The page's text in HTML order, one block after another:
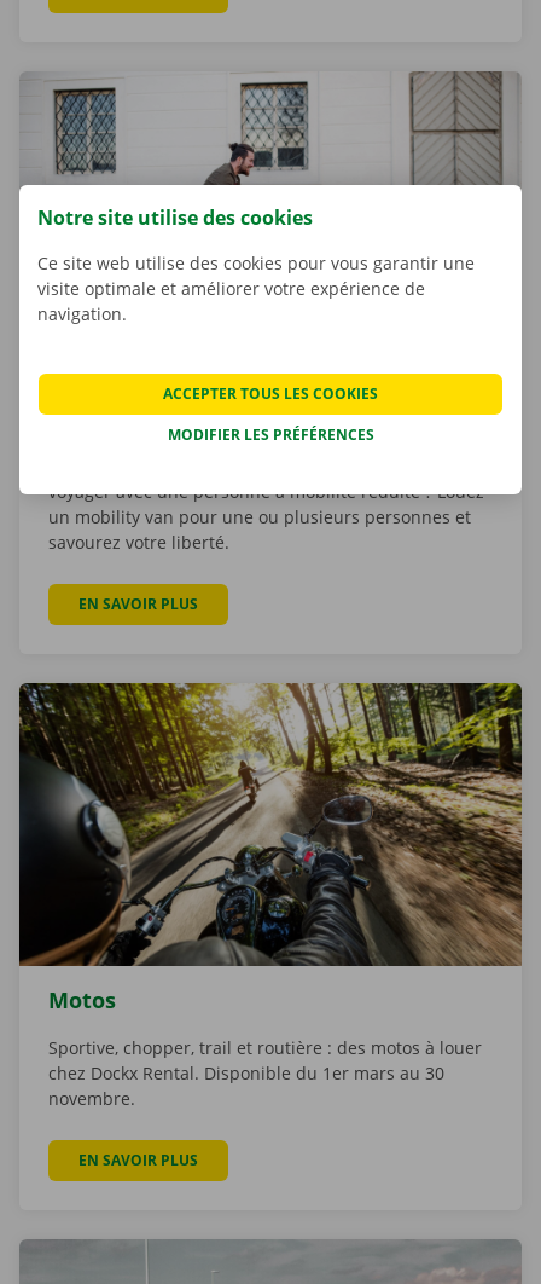
Mobility van (transport de personne à
mobilité réduite)
voyager avec une personne à mobilité réduite ? Louez
un mobility van pour une ou plusieurs personnes et
savourez votre liberté.
EN SAVOIR PLUS
Motos
Sportive, chopper, trail et routière : des motos à louer
chez Dockx Rental. Disponible du 1er mars au 30
novembre.
EN SAVOIR PLUS
Notre site utilise des cookies
Ce site web utilise des cookies pour vous garantir une
visite optimale et améliorer votre expérience de
navigation.
MODIFIER LES PRÉFÉRENCES
ACCEPTER TOUS LES COOKIES